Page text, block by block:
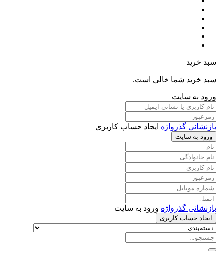
سبد خرید
سبد خرید شما خالی است.
ورود به سایت
بازنشانی گذرواژه ایجاد حساب کاربری
ورود به سایت
بازنشانی گذرواژه ورود به سایت
ایجاد حساب کاربری